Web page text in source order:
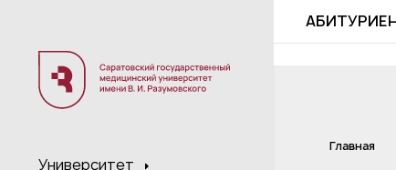
Университет
Главная